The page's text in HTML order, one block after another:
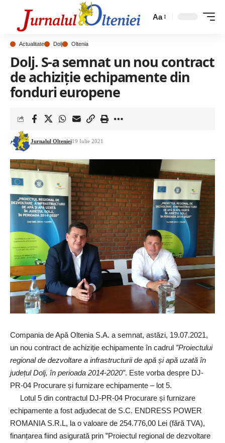
Aa
Actualitate Dolj Oltenia
Dolj. S-a semnat un nou contract
de achiziție echipamente din
fonduri europene
Jurnalul Olteniei19 Iulie 2021
Compania de Apă Oltenia S.A. a semnat, astăzi, 19.07.2021,
un nou contract de achiziție echipamente în cadrul ”Proiectului
regional de dezvoltare a infrastructurii de apă și apă uzată în
județul Dolj, în perioada 2014-2020”. Este vorba despre DJ-
PR-04 Procurare și furnizare echipamente – lot 5.
Lotul 5 din contractul DJ-PR-04 Procurare și furnizare
echipamente a fost adjudecat de S.C. ENDRESS POWER
ROMANIA S.R.L, la o valoare de 254.776,00 Lei (fără TVA),
finanțarea fiind asigurată prin ”Proiectul regional de dezvoltare